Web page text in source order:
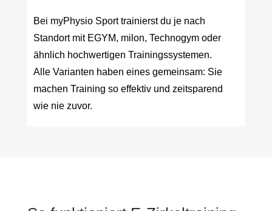
Bei myPhysio Sport trainierst du je nach
Standort mit EGYM, milon, Technogym oder
ähnlich hochwertigen Trainingssystemen.
Alle Varianten haben eines gemeinsam: Sie
machen Training so effektiv und zeitsparend
wie nie zuvor.